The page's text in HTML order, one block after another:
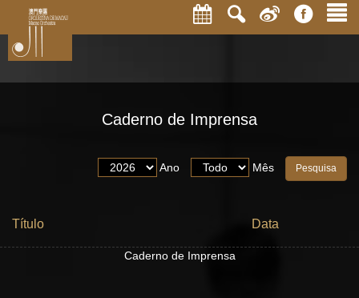
Caderno de Imprensa
Ano Mês
Título Data
Caderno de Imprensa